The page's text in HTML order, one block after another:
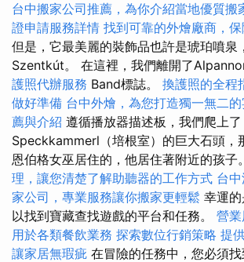
台中搬家公司推薦，為你介紹當地優質搬
證申請服務詳情 找到可靠的外燴廠商，
但是，它最美麗的裝飾品也許是琥珀噴泉
Szentkút。 在這裡，我們離開了
護照代辦服務 Band標誌。 換護照的全程
做好準備 台中外燴，為您打造獨一無二
薦與介紹 遵循播放器描述板，我們爬上了
Speckkammerl（培根室）的巨大石頭，
恩伯格女巫居住的，他居住著附近的孩子
理，讓您清楚了解助聽器的工作方式 台
家公司，專業服務讓你搬家更輕鬆 幸運
以找到寶藏查找遊戲的平台和任務。 營
用於各類餐飲業務 探索數位行銷策略 提
讓家居無瑕疵 在冒險的任務中，您必須